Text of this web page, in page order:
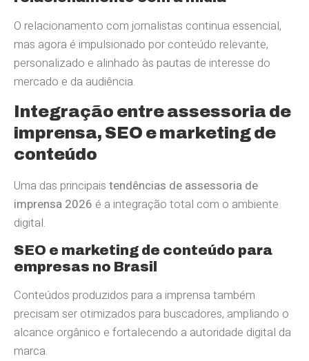
O relacionamento com jornalistas continua essencial,
mas agora é impulsionado por conteúdo relevante,
personalizado e alinhado às pautas de interesse do
mercado e da audiência.
Integração entre assessoria de
imprensa, SEO e marketing de
conteúdo
Uma das principais tendências de assessoria de
imprensa 2026 é a integração total com o ambiente
digital.
SEO e marketing de conteúdo para
empresas no Brasil
Conteúdos produzidos para a imprensa também
precisam ser otimizados para buscadores, ampliando o
alcance orgânico e fortalecendo a autoridade digital da
marca.